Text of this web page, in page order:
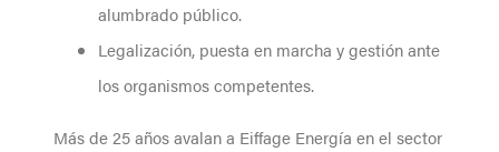
alumbrado público.
Legalización, puesta en marcha y gestión ante
los organismos competentes.
Más de 25 años avalan a Eiffage Energía en el sector